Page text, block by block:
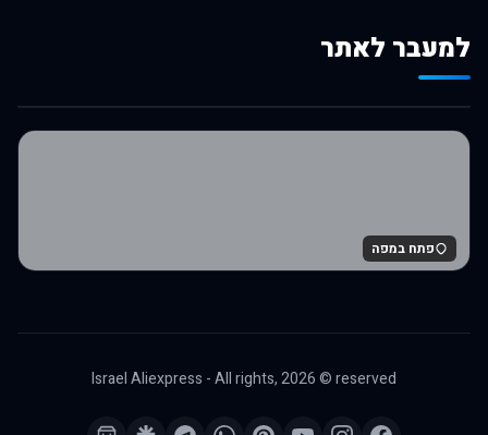
למעבר לאתר
לרכישה באלי אקספרס
פתח במפה
Israel Aliexpress - All rights,2026© reserved